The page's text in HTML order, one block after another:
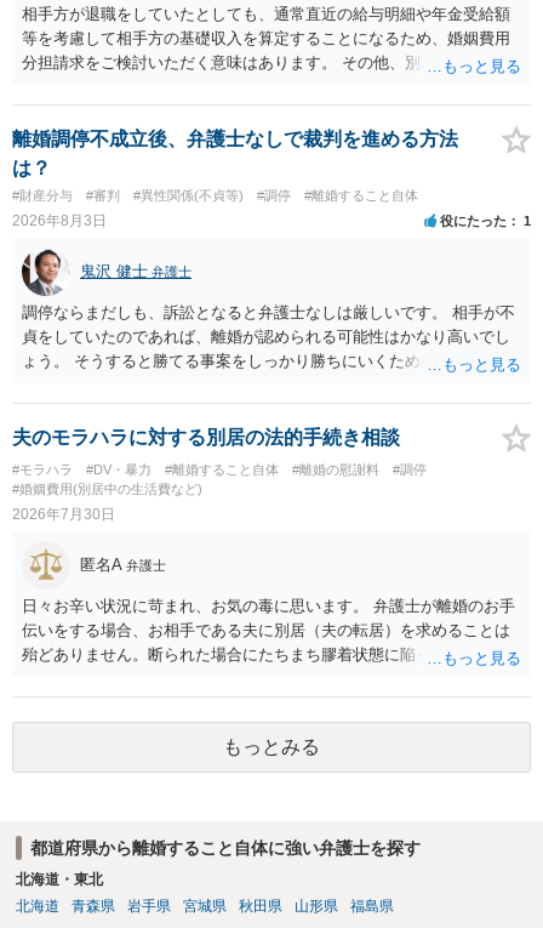
相手方が退職をしていたとしても、通常直近の給与明細や年金受給額
等を考慮して相手方の基礎収入を算定することになるため、婚姻費用
分担請求をご検討いただく意味はあります。 その他、別居の経緯、質
て、ご検討いただくのが良いかと思います。
離婚調停不成立後、弁護士なしで裁判を進める方法
は？
#財産分与 #審判 #異性関係(不貞等) #調停 #離婚すること自体
2026年8月3日 役にたった 1
鬼沢 健士 弁護士
調停ならまだしも、訴訟となると弁護士なしは厳しいです。 相手が不
貞をしていたのであれば、離婚が認められる可能性はかなり高いでし
ょう。 そうすると勝てる事案をしっかり勝ちにいくためにも弁護士委
夫のモラハラに対する別居の法的手続き相談
#モラハラ #DV・暴力 #離婚すること自体 #離婚の慰謝料
#調停
#婚姻費用(別居中の生活費など)
2026年7月30日
匿名A 弁護士
日々お辛い状況に苛まれ、お気の毒に思います。 弁護士が離婚のお手
伝いをする場合、お相手である夫に別居（夫の転居）を求めることは
殆どありません。断られた場合にたちまち膠着状態に陥ってしまうの
高いためです。 実務的には、ご相談者さまが転居する形で離婚協議等
を進める選択を採らざるを得ないことが圧倒的多数です。
もっとみる
都道府県から離婚すること自体に強い弁護士を探す
北海道・東北
北海道
青森県 岩手県 宮城県 秋田県 山形県 福島県